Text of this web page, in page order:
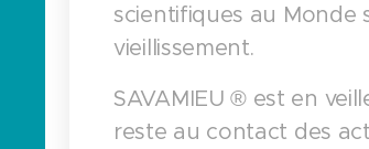
scientifiques au Monde
vieillissement.
SAVAMIEU ® est en
reste au contact des